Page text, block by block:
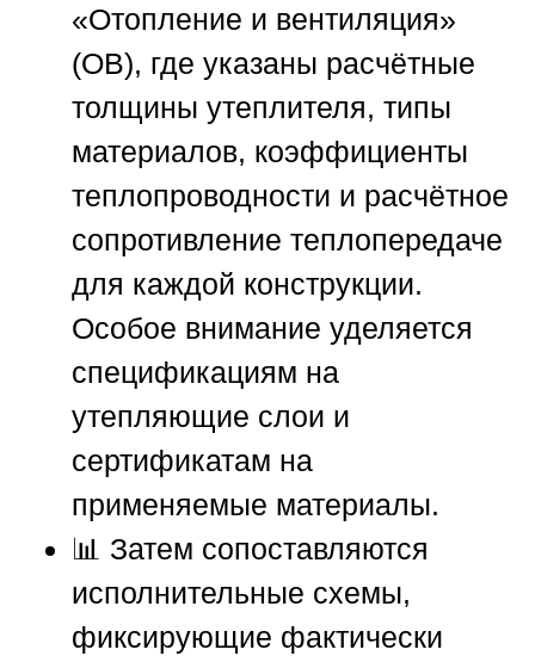
«Отопление и вентиляция»
(ОВ), где указаны расчётные
толщины утеплителя, типы
материалов, коэффициенты
теплопроводности и расчётное
сопротивление теплопередаче
для каждой конструкции.
Особое внимание уделяется
спецификациям на
утепляющие слои и
сертификатам на
применяемые материалы.
📊 Затем сопоставляются
исполнительные схемы,
фиксирующие фактически